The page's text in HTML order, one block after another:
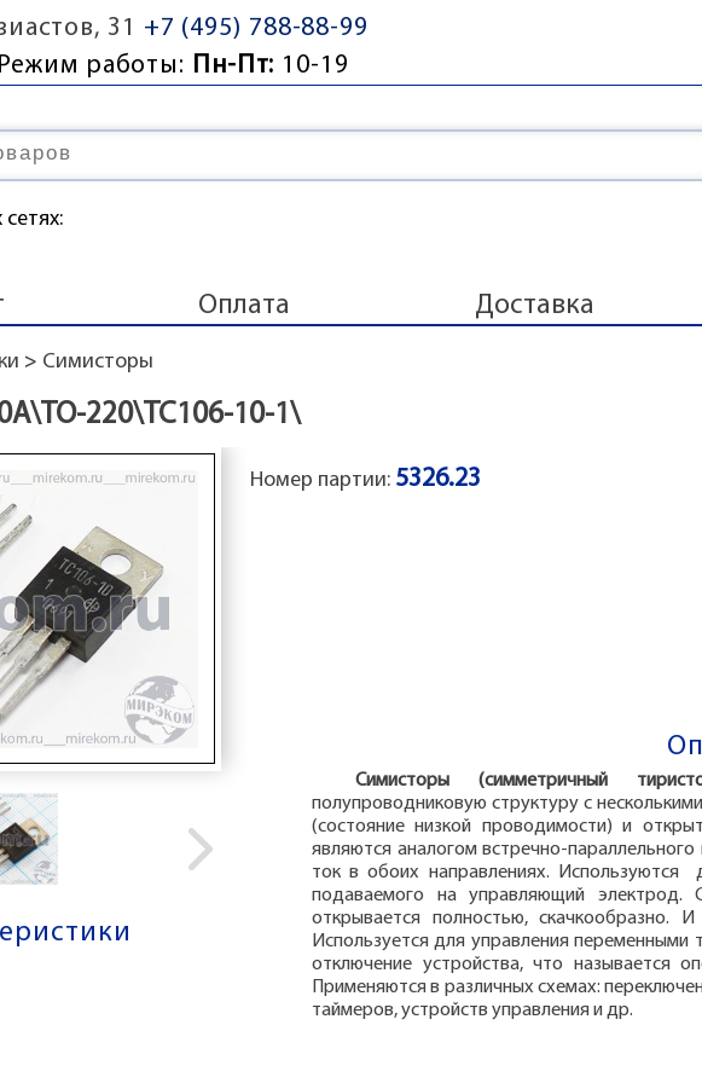
31
+7 (495) 788-88-99
Режим работы: Пн-Пт: 10-19
Оплата Доставка
> Симисторы
220\ТС106-10-1\
Номер партии: 5326.23
Симисторы (симметричный
полупроводниковую структуру с
(состояние низкой проводимости) и
являются аналогом встречно-
ток в обоих направлениях. Используются
подаваемого на управляющий электрод.
открывается полностью, скачкообразно.
Используется для управления переменными
отключение устройства, что называется
Применяются в различных схемах:
таймеров, устройств управления и др.